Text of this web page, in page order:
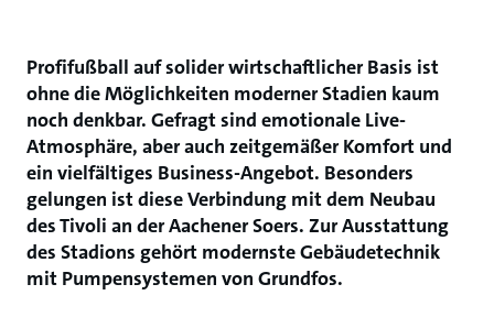
Profifußball auf solider wirtschaftlicher Basis ist
ohne die Möglichkeiten moderner Stadien kaum
noch denkbar. Gefragt sind emotionale Live-
Atmosphäre, aber auch zeitgemäßer Komfort und
ein vielfältiges Business-Angebot. Besonders
gelungen ist diese Verbindung mit dem Neubau
des Tivoli an der Aachener Soers. Zur Ausstattung
des Stadions gehört modernste Gebäudetechnik
mit Pumpensystemen von Grundfos.